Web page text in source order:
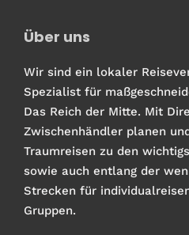
Über uns
Wir sind ein lokaler
Spezialist für
Das Reich der Mitte. Mit
Zwischenhändler planen
Traumreisen zu den
sowie auch entlang der
Strecken für
Gruppen.